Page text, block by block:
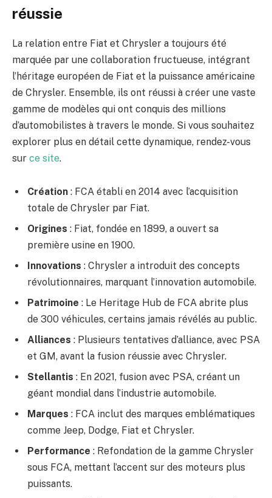
réussie
La relation entre Fiat et Chrysler a toujours été
marquée par une collaboration fructueuse, intégrant
l’héritage européen de Fiat et la puissance américaine
de Chrysler. Ensemble, ils ont réussi à créer une vaste
gamme de modèles qui ont conquis des millions
d’automobilistes à travers le monde. Si vous souhaitez
explorer plus en détail cette dynamique, rendez-vous
sur ce site.
Création : FCA établi en 2014 avec l’acquisition
totale de Chrysler par Fiat.
Origines : Fiat, fondée en 1899, a ouvert sa
première usine en 1900.
Innovations : Chrysler a introduit des concepts
révolutionnaires, marquant l’innovation automobile.
Patrimoine : Le Heritage Hub de FCA abrite plus
de 300 véhicules, certains jamais révélés au public.
Alliances : Plusieurs tentatives d’alliance, avec PSA
et GM, avant la fusion réussie avec Chrysler.
Stellantis : En 2021, fusion avec PSA, créant un
géant mondial dans l’industrie automobile.
Marques : FCA inclut des marques emblématiques
comme Jeep, Dodge, Fiat et Chrysler.
Performance : Refondation de la gamme Chrysler
sous FCA, mettant l’accent sur des moteurs plus
puissants.